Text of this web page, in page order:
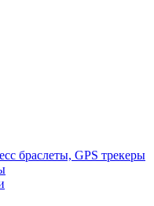
браслеты, GPS трекеры